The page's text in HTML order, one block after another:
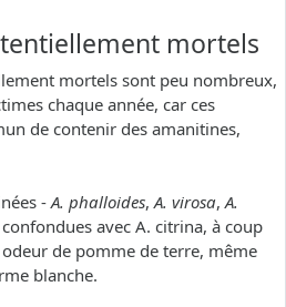
mortels
mortels sont peu nombreux,
chaque année, car ces
de contenir des amanitines,
-A. phalloides,A. virosa,A.
avec A. citrina, à coup
de pomme de terre, même
blanche.